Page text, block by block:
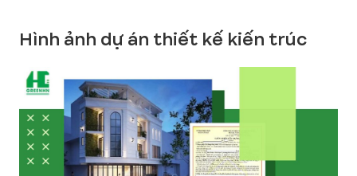
Hình ảnh dự án thiết kế kiến trúc